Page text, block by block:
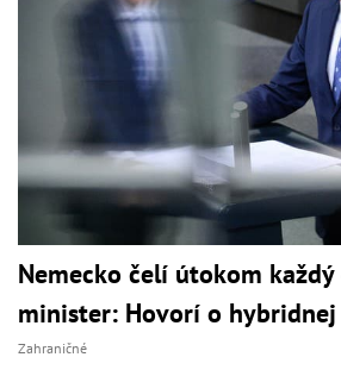
Nemecko čelí útokom
minister: Hovorí o
Zahraničné